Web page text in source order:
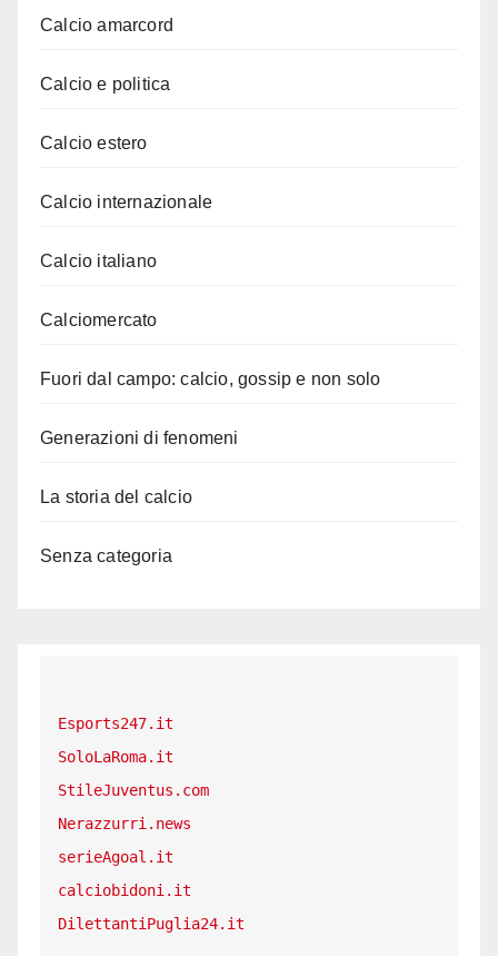
Calcio amarcord
Calcio e politica
Calcio estero
Calcio internazionale
Calcio italiano
Calciomercato
Fuori dal campo: calcio, gossip e non solo
Generazioni di fenomeni
La storia del calcio
Senza categoria
Esports247.it
SoloLaRoma.it
StileJuventus.com
Nerazzurri.news
serieAgoal.it
calciobidoni.it
DilettantiPuglia24.it